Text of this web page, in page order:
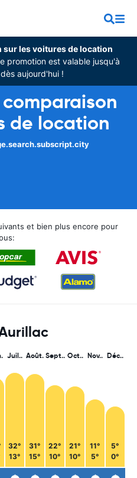
sur les voitures de location
promotion est valable jusqu'à
aujourd'hui !
de location
et bien plus encore pour
Juil..
32°
13°
Août.
31°
15°
Sept..
22°
10°
Oct..
21°
10°
Nov..
11°
5°
Déc..
5°
0°